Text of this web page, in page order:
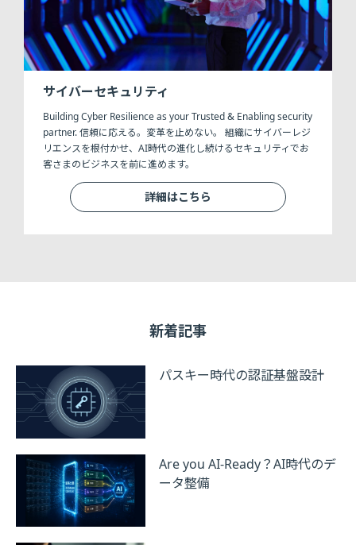
新着記事
パスキー時代の認証基盤設計
Are you AI-Ready？AI時代のデ
ータ整備
サイバーセキュリティ
Building Cyber Resilience as your Trusted & Enabling security
partner. 信頼に応える。変革を止めない。 組織にサイバーレジ
リエンスを根付かせ、AI時代の進化し続けるセキュリティでお
客さまのビジネスを前に進めます。
詳細はこちら